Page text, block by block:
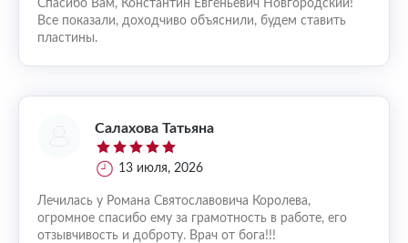
Спасибо Вам, Константин Евгеньевич Новгородский!
Все показали, доходчиво объяснили, будем ставить
пластины.
Салахова Татьяна
13 июля, 2026
Лечилась у Романа Святославовича Королева,
огромное спасибо ему за грамотность в работе, его
отзывчивость и доброту. Врач от бога!!!